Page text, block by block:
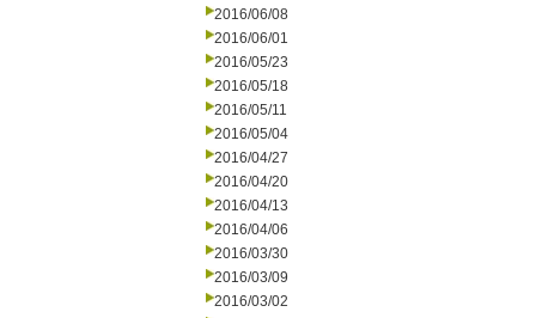
2016/06/08
2016/06/01
2016/05/23
2016/05/18
2016/05/11
2016/05/04
2016/04/27
2016/04/20
2016/04/13
2016/04/06
2016/03/30
2016/03/09
2016/03/02